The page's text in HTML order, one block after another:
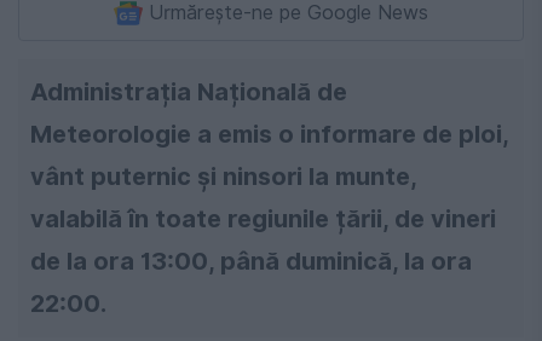
Urmărește-ne pe Google News
Administrația Națională de
Meteorologie a emis o informare de ploi,
vânt puternic și ninsori la munte,
valabilă în toate regiunile țării, de vineri
de la ora 13:00, până duminică, la ora
22:00.